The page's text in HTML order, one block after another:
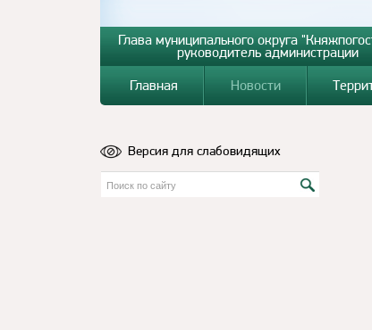
Глава муниципального округа
руководитель администрации
Главная Новости
Версия для слабовидящих